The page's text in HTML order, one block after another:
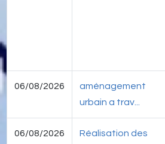
06/08/2026
aménagement
urbain a trav...
06/08/2026
Réalisation des